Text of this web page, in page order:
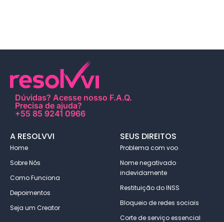
Dúvidas? Acesse nosso F.A.Q.
Precisa de ajuda?
+55 85 9241 0966
A RESOLVVI
Home
Sobre Nós
Como Funciona
Depoimentos
Seja um Creator
SEUS DIREITOS
Problema com voo
Nome negativado
indevidamente
Restituição do INSS
Bloqueio de redes sociais
Corte de serviço essencial